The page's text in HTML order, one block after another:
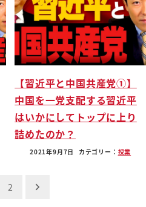
【習近平と中国共産党①】
中国を一党支配する習近平
はいかにしてトップに上り
詰めたのか？
2021年9月7日 カテゴリー： 授業
2